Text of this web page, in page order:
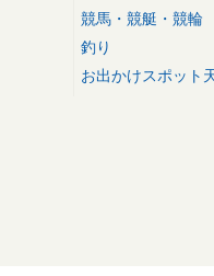
競馬・競艇・競輪
釣り
お出かけスポット